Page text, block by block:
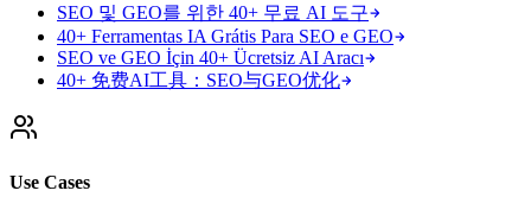
SEO 및 GEO를 위한 40+ 무료 AI 도구
40+ Ferramentas IA Grátis Para SEO e GEO
SEO ve GEO İçin 40+ Ücretsiz AI Aracı
40+ 免费AI工具：SEO与GEO优化
Use Cases